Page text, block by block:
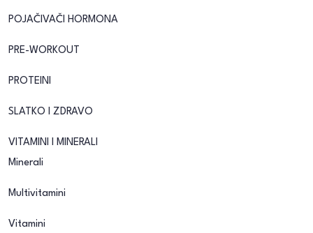
POJAČIVAČI HORMONA
PRE-WORKOUT
PROTEINI
SLATKO I ZDRAVO
VITAMINI I MINERALI
Minerali
Multivitamini
Vitamini